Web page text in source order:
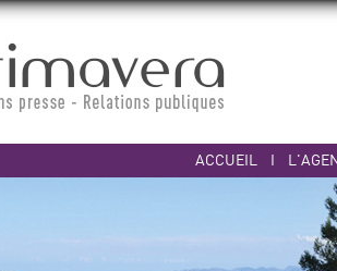
ACCUEIL I